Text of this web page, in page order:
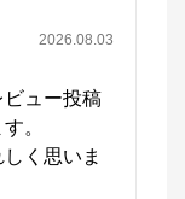
2026.08.03
ビュー投稿
。
く思いま